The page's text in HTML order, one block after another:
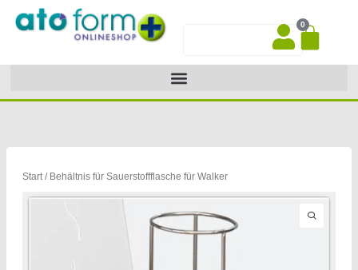
Inhalt
0
Start/ Behältnis für Sauerstoffflasche für Walker